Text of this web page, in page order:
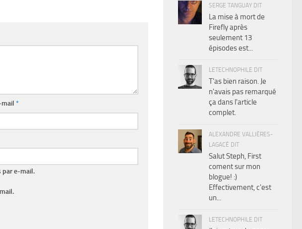
mail*
par e-mail.
SERGE TANGUAY DIT
La mise à mort de
Firefly après
seulement 13
épisodes est...
LETECHNOPHILE DIT
T'as bien raison. Je
n'avais pas remarqué
ça dans l'article
complet.
ALEXANDRE VALLIÈRES-
LAGACÉ DIT
Salut Steph, First
coment sur mon
blogue! :)
Effectivement, c'est
un...
LETECHNOPHILE DIT